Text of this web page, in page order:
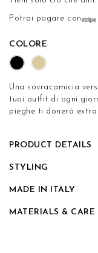
Potrai pagare con
COLORE
Una sovracamicia
tuoi outfit di ogni
pieghe ti donerà
PRODUCT DETAILS
STYLING
MADE IN ITALY
MATERIALS & CARE